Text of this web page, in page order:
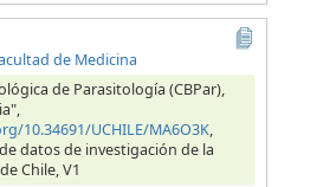
de Medicina
de Parasitología (CBPar),
10.34691/UCHILE/MA6O3K,
datos de investigación de la
Chile, V1